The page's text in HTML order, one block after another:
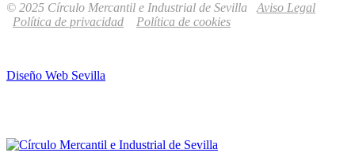
© 2025 Círculo Mercantil e Industrial de Sevilla Aviso Legal
Política de privacidad
Política de cookies
Diseño Web Sevilla